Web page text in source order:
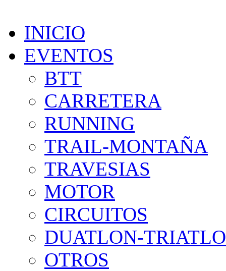
INICIO
EVENTOS
BTT
CARRETERA
RUNNING
TRAIL-MONTAÑA
TRAVESIAS
MOTOR
CIRCUITOS
DUATLON-
OTROS